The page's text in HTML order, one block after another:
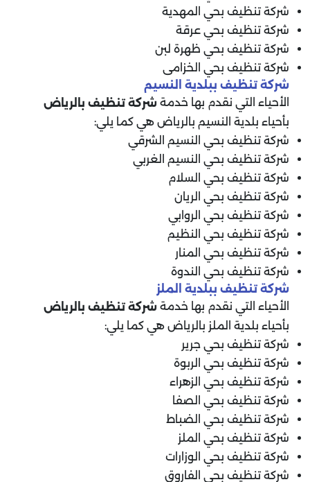
شركة تنظيف بحي المهدية
شركة تنظيف بحي عرقة
شركة تنظيف بحي ظهرة لبن
شركة تنظيف بحي الخزامى
شركة تنظيف ببلدية النسيم
الأحياء التي نقدم بها خدمة شركة تنظيف بالرياض
بأحياء بلدية النسيم بالرياض هي كما يلي:
شركة تنظيف بحي النسيم الشرقي
شركة تنظيف بحي النسيم الغربي
شركة تنظيف بحي السلام
شركة تنظيف بحي الريان
شركة تنظيف بحي الروابي
شركة تنظيف بحي النظيم
شركة تنظيف بحي المنار
شركة تنظيف بحي الندوة
شركة تنظيف ببلدية الملز
الأحياء التي نقدم بها خدمة شركة تنظيف بالرياض
بأحياء بلدية الملز بالرياض هي كما يلي:
شركة تنظيف بحي جرير
شركة تنظيف بحي الربوة
شركة تنظيف بحي الزهراء
شركة تنظيف بحي الصفا
شركة تنظيف بحي الضباط
شركة تنظيف بحي الملز
شركة تنظيف بحي الوزارات
شركة تنظيف بحي الفاروق